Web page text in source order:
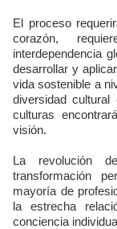
El proceso
corazón,
interdependencia
desarrollar y
vida sostenible a
diversidad
culturas
visión.
La revolución
transformación
mayoría de
la estrecha
conciencia